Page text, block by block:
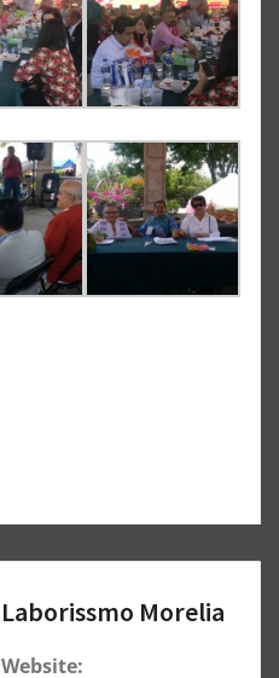
Laborissmo Morelia
Website: